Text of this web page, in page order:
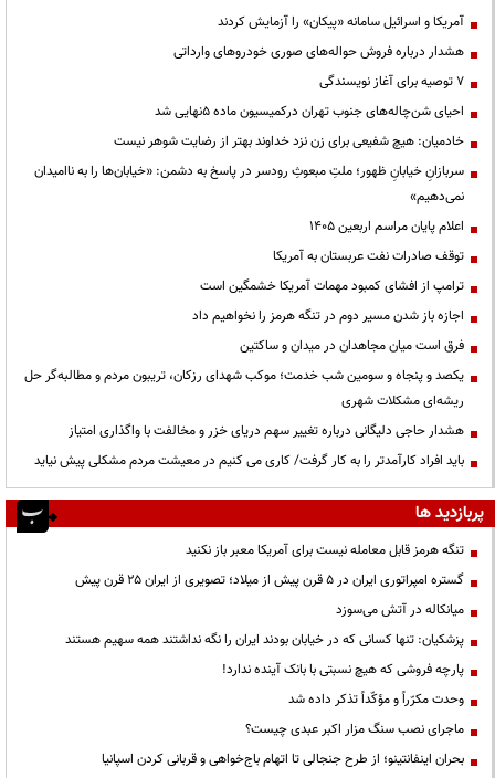
آمریکا و اسرائیل سامانه «پیکان» را آزمایش کردند
هشدار درباره فروش حواله‌های صوری خودروهای وارداتی
۷ توصیه برای آغاز نویسندگی
احیای شن‌چاله‌های جنوب تهران درکمیسیون ماده ۵نهایی شد
خادمیان: هیچ شفیعی برای زن نزد خداوند بهتر از رضایت شوهر نیست
سربازانِ خیابانِ ظهور؛ ملتِ مبعوثِ رودسر در پاسخ به دشمن: «خیابان‌ها را به ناامیدان
نمی‌دهیم»
اعلام پایان مراسم اربعین ۱۴۰۵
توقف صادرات نفت عربستان به آمریکا
ترامپ از افشای کمبود مهمات آمریکا خشمگین است
اجازه باز شدن مسیر دوم در تنگه هرمز را نخواهیم داد
فرق است میان مجاهدان در میدان و ساکتین
یکصد و پنجاه و سومین شب خدمت؛ موکب شهدای رزکان، تریبون مردم و مطالبه‌گر حل
ریشه‌ای مشکلات شهری
هشدار حاجی دلیگانی درباره تغییر سهم دریای خزر و مخالفت با واگذاری امتیاز
باید افراد کارآمدتر را به کار گرفت/ کاری می کنیم در معیشت مردم مشکلی پیش نیاید
پربازدید ها
تنگه هرمز قابل معامله نیست برای آمریکا معبر باز نکنید
گستره امپراتوری ایران در ۵ قرن پیش از میلاد؛ تصویری از ایران ۲۵ قرن پیش
میانکاله در آتش می‌سوزد
پزشکیان: تنها کسانی که در خیابان بودند ایران را نگه نداشتند همه سهیم هستند
پارچه فروشی که هیچ نسبتی با بانک آینده ندارد!
وحدت مکرّراً و مؤکّداً تذکر داده شد
ماجرای نصب سنگ مزار اکبر عبدی چیست؟
بحران اینفانتینو؛ از طرح جنجالی تا اتهام باج‌خواهی و قربانی کردن اسپانیا